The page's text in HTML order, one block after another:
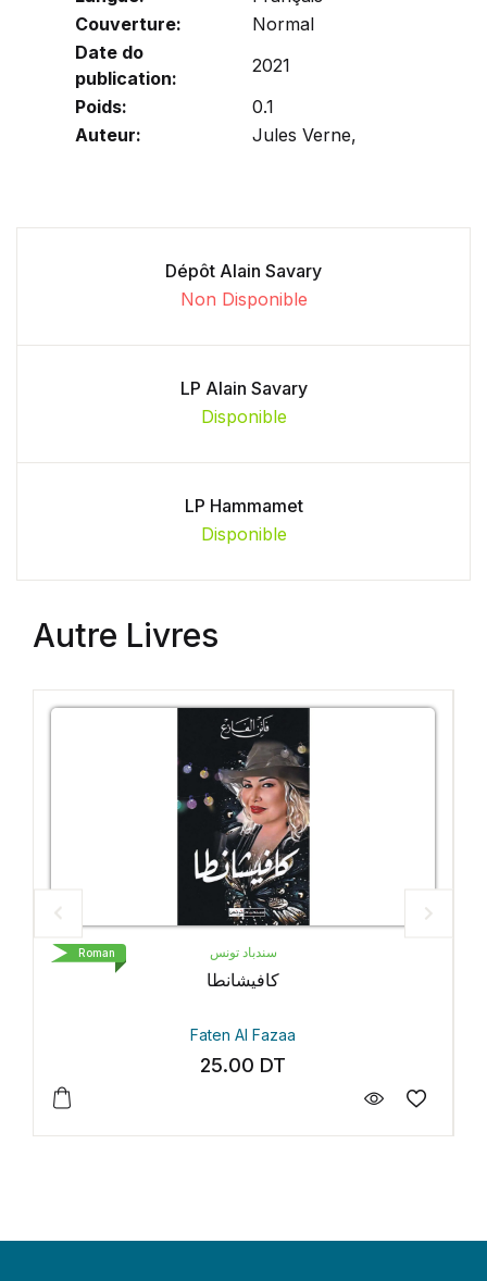
Couverture:
Normal
Date do
publication:
2021
Poids:
0.1
Auteur:
Jules Verne,
Dépôt Alain Savary
Non Disponible
LP Alain Savary
Disponible
LP Hammamet
Disponible
Autre Livres
LIVRE DE POCHE
Petit Pays
Gaël Faye
35.30